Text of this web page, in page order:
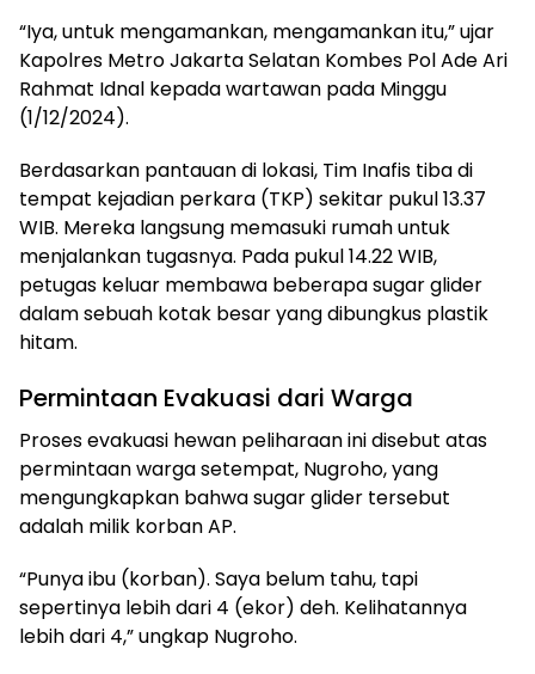
“Iya, untuk mengamankan, mengamankan itu,” ujar
Kapolres Metro Jakarta Selatan Kombes Pol Ade Ari
Rahmat Idnal kepada wartawan pada Minggu
(1/12/2024).
Berdasarkan pantauan di lokasi, Tim Inafis tiba di
tempat kejadian perkara (TKP) sekitar pukul 13.37
WIB. Mereka langsung memasuki rumah untuk
menjalankan tugasnya. Pada pukul 14.22 WIB,
petugas keluar membawa beberapa sugar glider
dalam sebuah kotak besar yang dibungkus plastik
hitam.
Permintaan Evakuasi dari Warga
Proses evakuasi hewan peliharaan ini disebut atas
permintaan warga setempat, Nugroho, yang
mengungkapkan bahwa sugar glider tersebut
adalah milik korban AP.
“Punya ibu (korban). Saya belum tahu, tapi
sepertinya lebih dari 4 (ekor) deh. Kelihatannya
lebih dari 4,” ungkap Nugroho.